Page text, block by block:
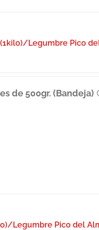
Legumbre Pico
de 500gr. (Bandeja)
Legumbre Pico del